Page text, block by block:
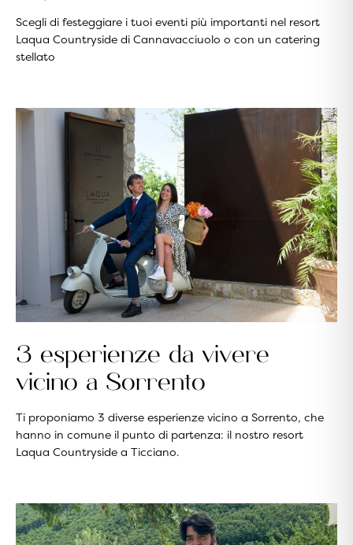
Scegli di festeggiare i tuoi eventi più importanti nel resort
Laqua Countryside di Cannavacciuolo o con un catering
stellato
3 esperienze da vivere
vicino a Sorrento
Ti proponiamo 3 diverse esperienze vicino a Sorrento, che
hanno in comune il punto di partenza: il nostro resort
Laqua Countryside a Ticciano.